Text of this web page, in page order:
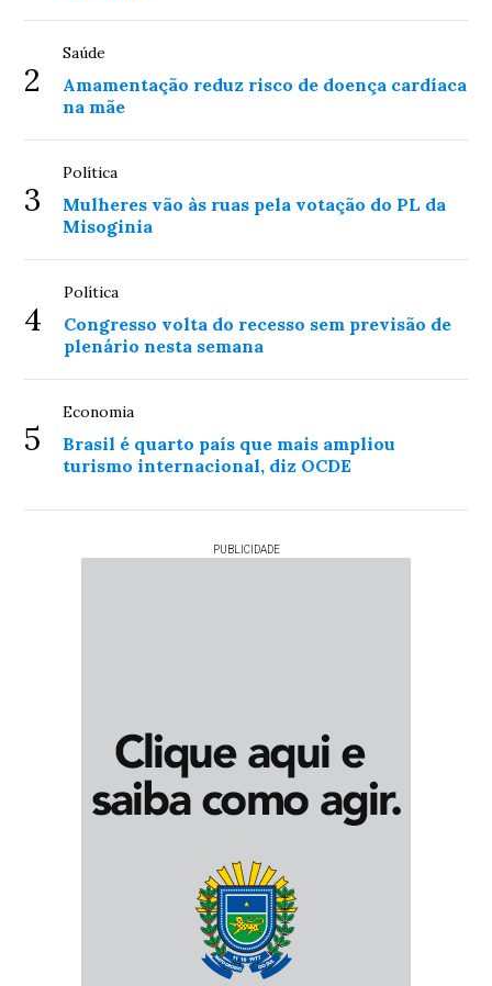
2
Saúde
Amamentação reduz risco de doença cardíaca
na mãe
3
Política
Mulheres vão às ruas pela votação do PL da
Misoginia
4
Política
Congresso volta do recesso sem previsão de
plenário nesta semana
5
Economia
Brasil é quarto país que mais ampliou
turismo internacional, diz OCDE
PUBLICIDADE